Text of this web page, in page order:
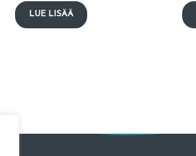
LUE LISÄÄ